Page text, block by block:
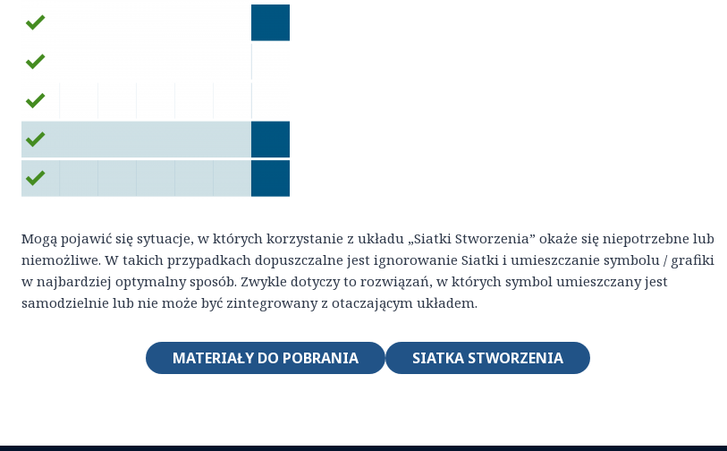
Mogą pojawić się sytuacje, w których korzystanie z układu „Siatki Stworzenia” okaże się niepotrzebne lub
niemożliwe. W takich przypadkach dopuszczalne jest ignorowanie Siatki i umieszczanie symbolu / grafiki
w najbardziej optymalny sposób. Zwykle dotyczy to rozwiązań, w których symbol umieszczany jest
samodzielnie lub nie może być zintegrowany z otaczającym układem.
MATERIAŁY DO POBRANIA SIATKA STWORZENIA